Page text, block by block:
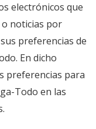
electrónicos que
noticias por
preferencias de
En dicho
preferencias para
Todo en las